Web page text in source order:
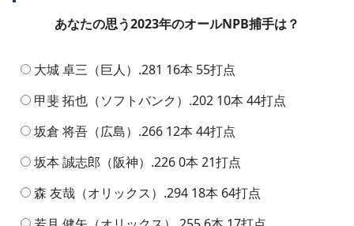
あなたの思う2023年のオールNPB捕手は？
大城 卓三（巨人）.281 16本 55打点
甲斐 拓也（ソフトバンク）.202 10本 44打点
坂倉 将吾（広島）.266 12本 44打点
坂本 誠志郎（阪神）.226 0本 21打点
森 友哉（オリックス）.294 18本 64打点